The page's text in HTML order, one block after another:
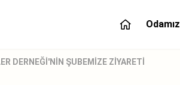
Odamız
DERNEĞİ'NİN ŞUBEMİZE ZİYARETİ